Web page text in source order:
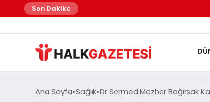
felix markets
felix markets finans
felix markets
felix markets pro
felix markets 360
Son Dakika
Ana Sayfa Sağlık Dr Sermed Mezher Bağırsak